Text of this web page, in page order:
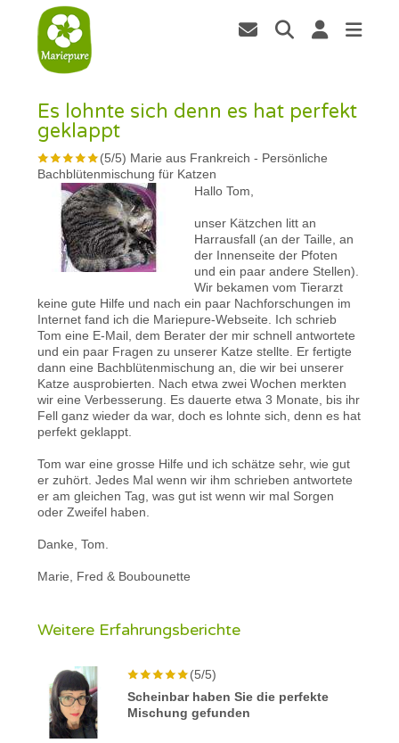
Es lohnte sich denn es hat perfekt
geklappt
(5/5) Marie aus Frankreich - Persönliche
Bachblütenmischung für Katzen
Hallo Tom,
unser Kätzchen litt an
Harrausfall (an der Taille, an
der Innenseite der Pfoten
und ein paar andere Stellen).
Wir bekamen vom Tierarzt
keine gute Hilfe und nach ein paar Nachforschungen im
Internet fand ich die Mariepure-Webseite. Ich schrieb
Tom eine E-Mail, dem Berater der mir schnell antwortete
und ein paar Fragen zu unserer Katze stellte. Er fertigte
dann eine Bachblütenmischung an, die wir bei unserer
Katze ausprobierten. Nach etwa zwei Wochen merkten
wir eine Verbesserung. Es dauerte etwa 3 Monate, bis ihr
Fell ganz wieder da war, doch es lohnte sich, denn es hat
perfekt geklappt.
Tom war eine grosse Hilfe und ich schätze sehr, wie gut
er zuhört. Jedes Mal wenn wir ihm schrieben antwortete
er am gleichen Tag, was gut ist wenn wir mal Sorgen
oder Zweifel haben.
Danke, Tom.
Marie, Fred & Boubounette
Weitere Erfahrungsberichte
(5/5)
Scheinbar haben Sie die perfekte
Mischung gefunden